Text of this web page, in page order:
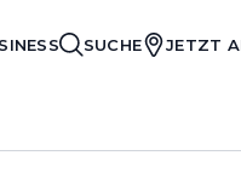
SUCHE JETZT